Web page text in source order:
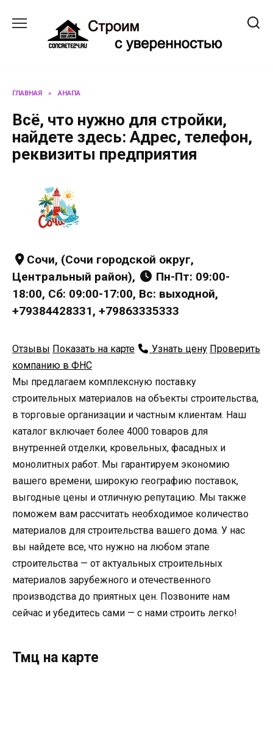
содержанию
ГЛАВНАЯ » АНАПА
Всё, что нужно для стройки,
найдете здесь: Адрес, телефон,
реквизиты предприятия
Сочи, (Сочи городской округ,
Центральный район),
Пн-Пт: 09:00-
18:00, Сб: 09:00-17:00, Вс: выходной,
+79384428331, +79863335333
Отзывы Показать на карте Узнать цену Проверить
компанию в ФНС
Мы предлагаем комплексную поставку
строительных материалов на объекты строительства,
в торговые организации и частным клиентам. Наш
каталог включает более 4000 товаров для
внутренней отделки, кровельных, фасадных и
монолитных работ. Мы гарантируем экономию
вашего времени, широкую географию поставок,
выгодные цены и отличную репутацию. Мы также
поможем вам рассчитать необходимое количество
материалов для строительства вашего дома. У нас
вы найдете все, что нужно на любом этапе
строительства — от актуальных строительных
материалов зарубежного и отечественного
производства до приятных цен. Позвоните нам
сейчас и убедитесь сами — с нами строить легко!
Тмц на карте